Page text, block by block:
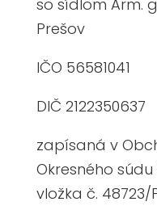
so sídlom Arm.
Prešov
IČO 56581041
DIČ 2122350637
zapísaná v
Okresného súdu
vložka č. 48723/